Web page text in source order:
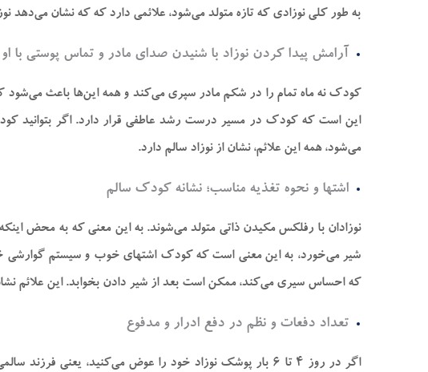
به طور کلی نوزادی که تازه متولد می‌شود، علائمی دارد که که نشان می‌دهد
آرامش پیدا کردن نوزاد با شنیدن صدای مادر و تماس پوستی با او
کودک نه ماه تمام را در شکم مادر سپری می‌کند و همه این‌ها باعث
این است که کودک در مسیر درست رشد عاطفی قرار دارد. اگر بتوانید
می‌شود، همه این علائم، نشان از نوزاد سالم دارد.
اشتها و نحوه تغذیه مناسب؛ نشانه کودک سالم
نوزادان با رفلکس مکیدن ذاتی متولد می‌شوند. به این معنی که به محض
شیر می‌خورد، به این معنی است که کودک اشتهای خوب و سیستم گوارشی
که احساس سیری می‌کند، ممکن است بعد از شیر دادن بخوابد. این علائم
تعداد دفعات و نظم در دفع ادرار و مدفوع
اگر در روز ۴ تا ۶ بار پوشک نوزاد خود را عوض می‌کنید،